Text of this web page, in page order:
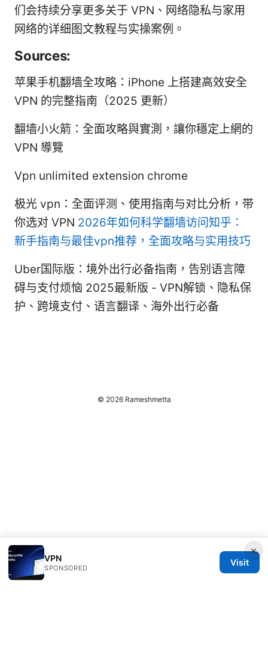
们会持续分享更多关于 VPN、网络隐私与家用
网络的详细图文教程与实操案例。
Sources:
苹果手机翻墙全攻略：iPhone 上搭建高效安全
VPN 的完整指南（2025 更新）
翻墙小火箭：全面攻略與實測，讓你穩定上網的
VPN 導覽
Vpn unlimited extension chrome
极光 vpn：全面评测、使用指南与对比分析，带
你选对 VPN 2026年如何科学翻墙访问知乎：
新手指南与最佳vpn推荐，全面攻略与实用技巧
Uber国际版：境外出行必备指南，告别语言障
碍与支付烦恼 2025最新版 - VPN解锁、隐私保
护、跨境支付、语言翻译、海外出行必备
×
VPN
SPONSORED
Visit
© 2026 Rameshmetta